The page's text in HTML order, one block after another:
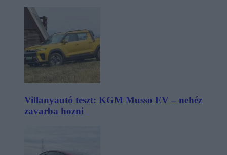
Villanyautó teszt: KGM Musso EV – nehéz
zavarba hozni